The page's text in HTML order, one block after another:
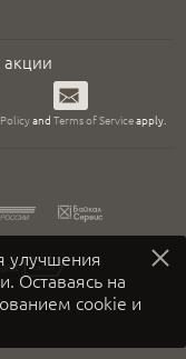
улучшения
Оставаясь на
cookie и
акции
Подписаться
and Terms of Serviceapply.